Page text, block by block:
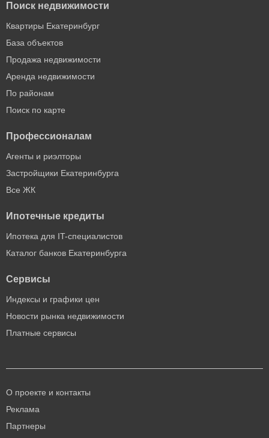
Поиск недвижимости
Квартиры Екатеринбург
База объектов
Продажа недвижимости
Аренда недвижимости
По районам
Поиск по карте
Профессионалам
Агенты и риэлторы
Застройщики Екатеринбурга
Все ЖК
Ипотечные кредиты
Ипотека для IT-специалистов
Каталог банков Екатеринбурга
Сервисы
Индексы и графики цен
Новости рынка недвижимости
Платные сервисы
О проекте и контакты
Реклама
Партнеры